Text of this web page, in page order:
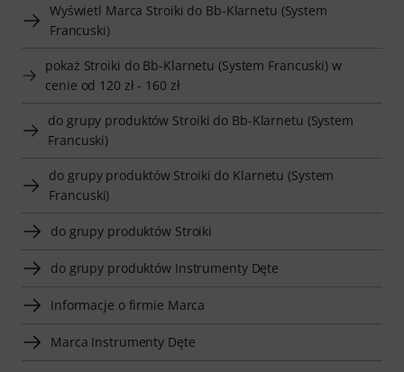
Wyświetl Marca Stroiki do Bb-Klarnetu (System
Francuski)
pokaż Stroiki do Bb-Klarnetu (System Francuski) w
cenie od 120 zł - 160 zł
do grupy produktów Stroiki do Bb-Klarnetu (System
Francuski)
do grupy produktów Stroiki do Klarnetu (System
Francuski)
do grupy produktów Stroiki
do grupy produktów Instrumenty Dęte
Informacje o firmie Marca
Marca Instrumenty Dęte